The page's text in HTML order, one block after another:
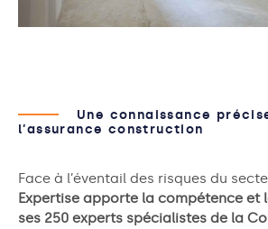
Une connaissance
l’assurance construction
Face à l’éventail des risques du
Expertise apporte la compétence et
ses 250 experts spécialistes de la